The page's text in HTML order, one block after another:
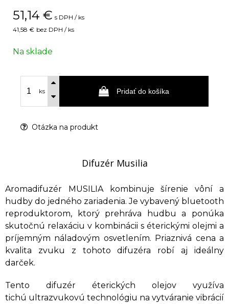
51,14 € s DPH / ks
41,58 € bez DPH / ks
Na sklade
ks Pridať do košíka
Otázka na produkt
Difuzér Musilia
Aromadifuzér MUSILIA kombinuje šírenie vôní a
hudby do jedného zariadenia. Je vybavený bluetooth
reproduktorom, ktorý prehráva hudbu a ponúka
skutočnú relaxáciu v kombinácii s éterickými olejmi a
príjemným náladovým osvetlením. Priaznivá cena a
kvalita zvuku z tohoto difuzéra robí aj ideálny
darček.
Tento difuzér éterických olejov využíva
tichú ultrazvukovú technológiu na vytváranie vibrácií